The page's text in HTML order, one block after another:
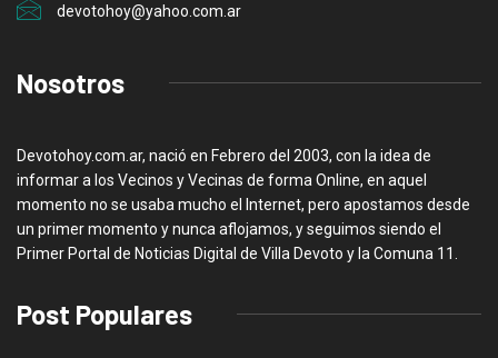
devotohoy@yahoo.com.ar
Nosotros
Devotohoy.com.ar, nació en Febrero del 2003, con la idea de
informar a los Vecinos y Vecinas de forma Online, en aquel
momento no se usaba mucho el Internet, pero apostamos desde
un primer momento y nunca aflojamos, y seguimos siendo el
Primer Portal de Noticias Digital de Villa Devoto y la Comuna 11.
Post Populares